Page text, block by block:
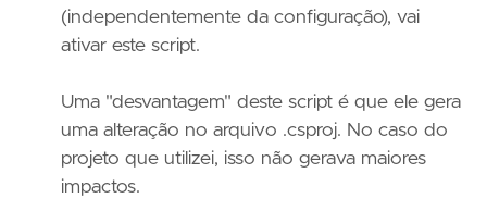
(independentemente da configuração), vai
ativar este script.
Uma "desvantagem" deste script é que ele gera
uma alteração no arquivo .csproj. No caso do
projeto que utilizei, isso não gerava maiores
impactos.